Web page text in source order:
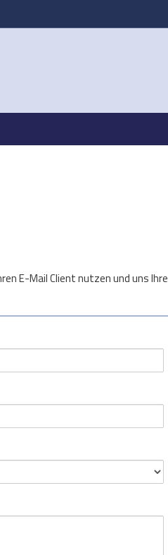
E-Mail Client nutzen und uns Ihre